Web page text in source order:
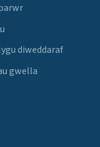
diweddaraf
gwella